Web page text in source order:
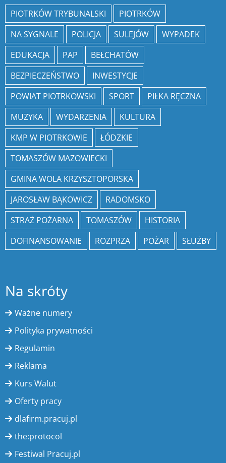
PIOTRKÓW TRYBUNALSKI
PIOTRKÓW
NA SYGNALE
POLICJA SULEJÓW
WYPADEK
EDUKACJA
PAP
BEŁCHATÓW
BEZPIECZEŃSTWO
INWESTYCJE
POWIAT PIOTRKOWSKI
SPORT
PIŁKA RĘCZNA
MUZYKA
WYDARZENIA
KULTURA
KMP W PIOTRKOWIE
ŁÓDZKIE
TOMASZÓW MAZOWIECKI
GMINA WOLA KRZYSZTOPORSKA
JAROSŁAW BĄKOWICZ
RADOMSKO
STRAŻ POŻARNA
TOMASZÓW
HISTORIA
DOFINANSOWANIE
ROZPRZA POŻAR SŁUŻBY
Na skróty
Ważne numery
Polityka prywatności
Regulamin
Reklama
Kurs Walut
Oferty pracy
dlafirm.pracuj.pl
the:protocol
Festiwal Pracuj.pl